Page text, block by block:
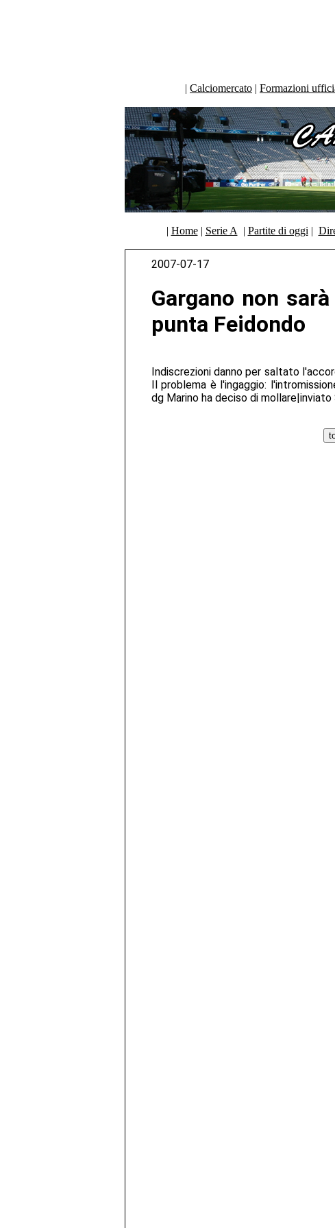
| Calciomercato | Formazioni
| Home| Serie A | Partite di oggi |
2007-07-17
Gargano non
punta Feidondo
Indiscrezioni danno per saltato
Il problema è l'ingaggio:
dg Marino ha deciso di